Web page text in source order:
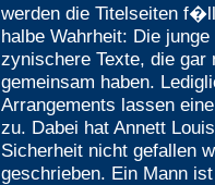
werden die Titelseiten
halbe Wahrheit: Die
zynischere Texte, die gar
gemeinsam haben.
Arrangements lassen
zu. Dabei hat Annett
Sicherheit nicht gefallen
geschrieben. Ein Mann